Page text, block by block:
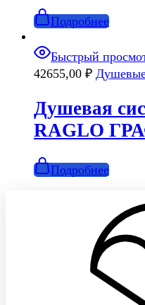
Подробнее
Быстрый
42655,00 ₽
Душевая
RAGLO
Подробнее